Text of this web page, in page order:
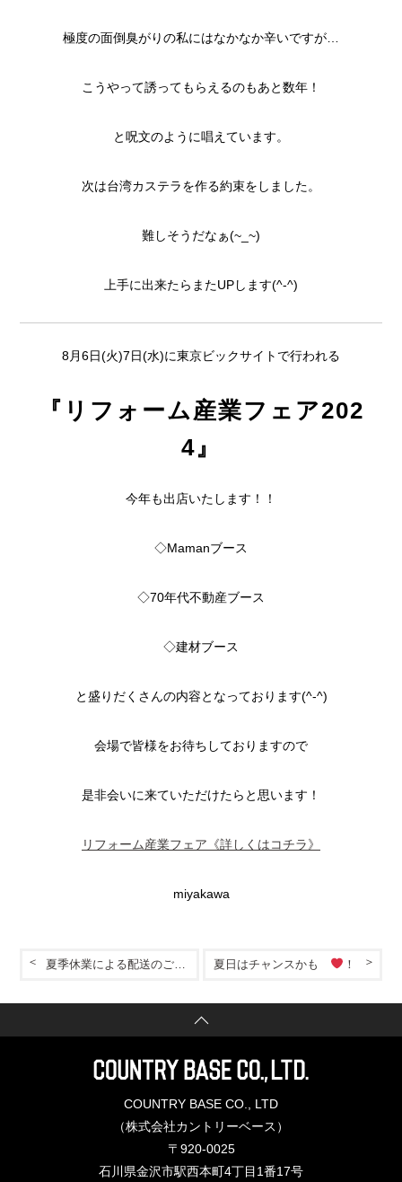
極度の面倒臭がりの私にはなかなか辛いですが…
こうやって誘ってもらえるのもあと数年！
と呪文のように唱えています。
次は台湾カステラを作る約束をしました。
難しそうだなぁ(~_~)
上手に出来たらまたUPします(^-^)
8月6日(火)7日(水)に東京ビックサイトで行われる
『リフォーム産業フェア202
4』
今年も出店いたします！！
◇Mamanブース
◇70年代不動産ブース
◇建材ブース
と盛りだくさんの内容となっております(^-^)
会場で皆様をお待ちしておりますので
是非会いに来ていただけたらと思います！
リフォーム産業フェア《詳しくはコチラ》
miyakawa
夏日はチャンスかも ！
夏季休業による配送のご案内
COUNTRY BASE CO., LTD
（株式会社カントリーベース）
〒920-0025
石川県金沢市駅西本町4丁目1番17号